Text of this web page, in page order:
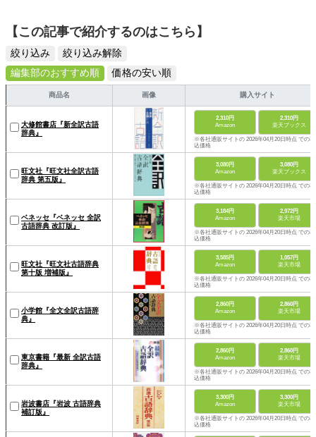
【この記事で紹介するのはこちら】
絞り込み
絞り込み解除
編集部のおすすめ順
価格の安い順
商品名 画像 購入サイト
大修館書店『新全訳古語
辞典』
2,310円
Amazon
2,310円
楽天ブックス
※各社通販サイトの 2026年04月20日時点 での税
込価格
旺文社『旺文社全訳古語
辞典 第五版』
3,080円
Amazon
3,080円
楽天ブックス
※各社通販サイトの 2026年04月20日時点 での税
込価格
ベネッセ『ベネッセ 全訳
古語辞典 改訂版』
3,184円
Amazon
2,972円
楽天市場
※各社通販サイトの 2026年04月20日時点 での税
込価格
旺文社『旺文社古語辞典
第十版 増補版』
3,585円
Amazon
1,057円
楽天市場
※各社通販サイトの 2026年04月20日時点 での税
込価格
小学館『全文全訳古語辞
典』
2,860円
Amazon
2,860円
楽天市場
※各社通販サイトの 2026年04月20日時点 での税
込価格
東京書籍『最新 全訳古語
辞典』
2,860円
Amazon
2,860円
楽天市場
※各社通販サイトの 2026年04月20日時点 での税
込価格
岩波書店『岩波 古語辞典
補訂版』
3,300円
Amazon
3,300円
楽天市場
※各社通販サイトの 2026年04月20日時点 での税
込価格